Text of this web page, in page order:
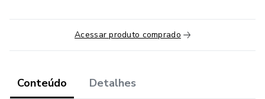
firmeza e estabilidade.
O problema é que ainda existem muitos mitos em torno
mulheres “voltem ao corpo de antes” rapidamente, como
Acessar produto comprado
Conteúdo Detalhes